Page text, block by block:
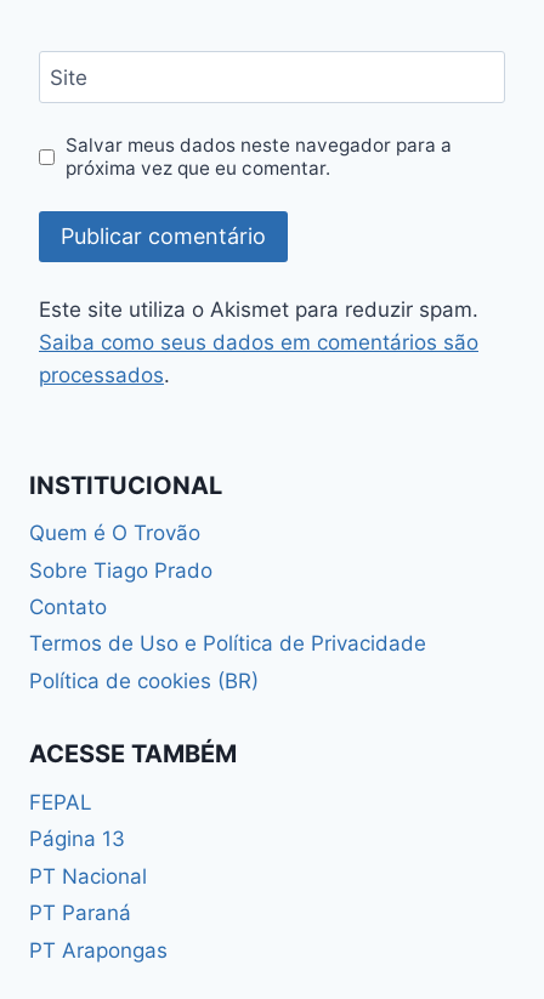
Site
Salvar meus dados neste navegador para a
próxima vez que eu comentar.
Este site utiliza o Akismet para reduzir spam.
Saiba como seus dados em comentários são
processados.
INSTITUCIONAL
Quem é O Trovão
Sobre Tiago Prado
Contato
Termos de Uso e Política de Privacidade
Política de cookies (BR)
ACESSE TAMBÉM
FEPAL
Página 13
PT Nacional
PT Paraná
PT Arapongas